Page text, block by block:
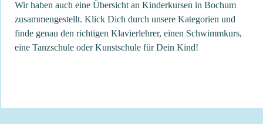
Wir haben auch eine Übersicht an Kinderkursen in Bochum
zusammengestellt. Klick Dich durch unsere Kategorien und
finde genau den richtigen Klavierlehrer, einen Schwimmkurs,
eine Tanzschule oder Kunstschule für Dein Kind!